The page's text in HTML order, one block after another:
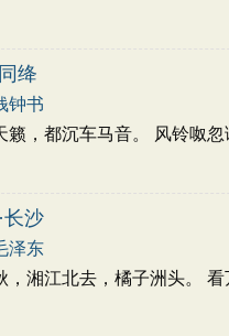
绛
钟书
籁，都沉车马音。 风铃呶
长沙
泽东
，湘江北去，橘子洲头。